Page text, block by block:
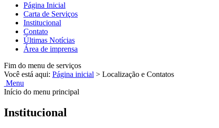
Página Inicial
Carta de Serviços
Institucional
Contato
Últimas Notícias
Área de imprensa
Fim do menu de serviços
Você está aqui: Página inicial > Localização e Contatos
Menu
Início do menu principal
Institucional